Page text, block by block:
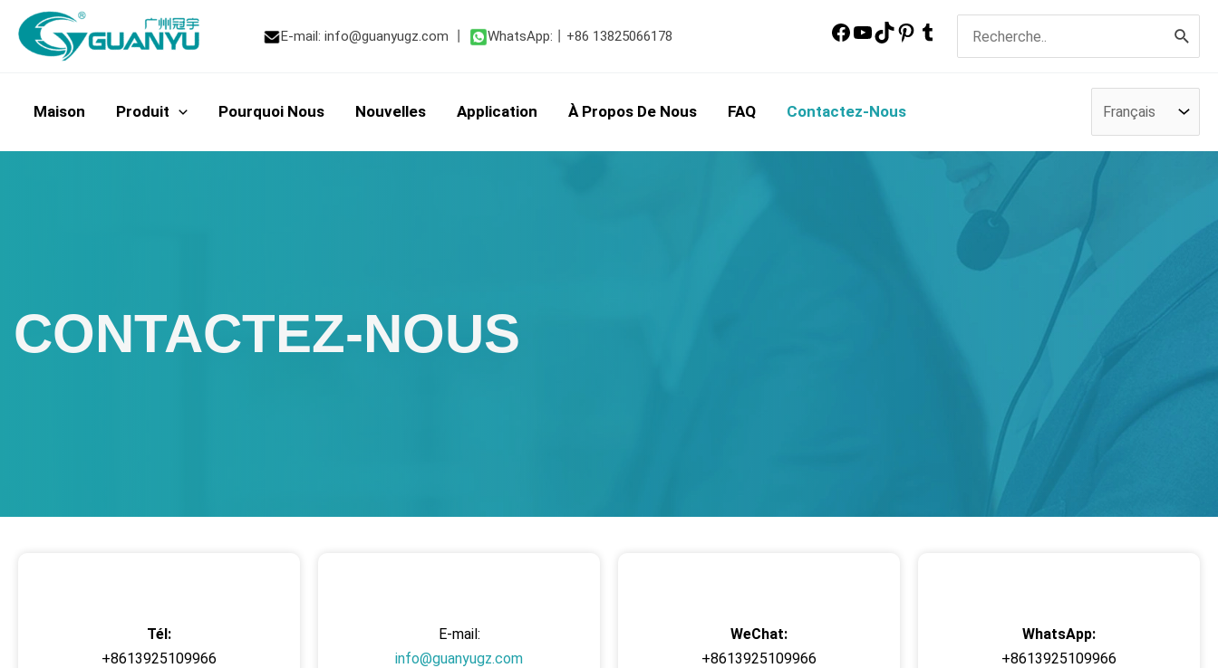
Passer
contenu
E-mail: info@guanyugz.com WhatsApp: +86 13825066178
Tok
Pinterest
Tumblr
Maison Produit Pourquoi Nous Nouvelles Application À Propos De Nous FAQ Contactez-Nous
CONTACTEZ-NOUS
Tél:
+8613925109966
E-mail:
info@guanyugz.com
WeChat:
+8613925109966
WhatsApp:
+8613925109966